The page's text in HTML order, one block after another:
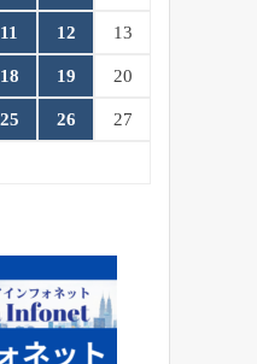
11 12 13
18 19 20
25 26 27